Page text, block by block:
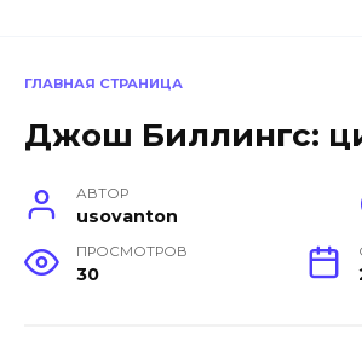
ГЛАВНАЯ СТРАНИЦА
Джош Биллингс:
АВТОР
usovanton
ПРОСМОТРОВ
30